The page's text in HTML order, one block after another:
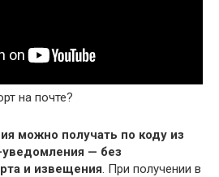
на почте?
можно получать по коду из
— без
и извещения. При получении в